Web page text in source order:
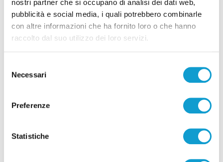
nostri partner che si occupano di analisi dei dati web,
pubblicità e social media, i quali potrebbero combinarle
con altre informazioni che ha fornito loro o che hanno
raccolto dal suo utilizzo dei loro servizi.
delNecessari
Preferenze
Statistiche
Pubblicità